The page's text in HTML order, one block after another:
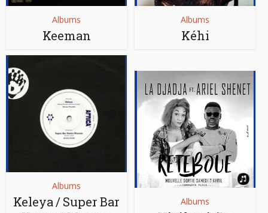
Albums
Keeman
Albums
Kéhi
Albums
Keleya / Super Bar
Albums